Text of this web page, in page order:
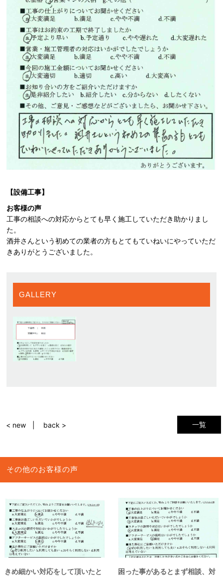
【設備工事】
お客様の声
工事の相談への対応からとても早く施工していただき助かりまし
た。
酒井さんという初めての業者の方もとてもていねいにやっていただ
きありがとうございました。
GALLERY
一覧
< new back >
その他のお客様の声
きめ細かい対応をして頂いたと
困った事があるとまず相談、対